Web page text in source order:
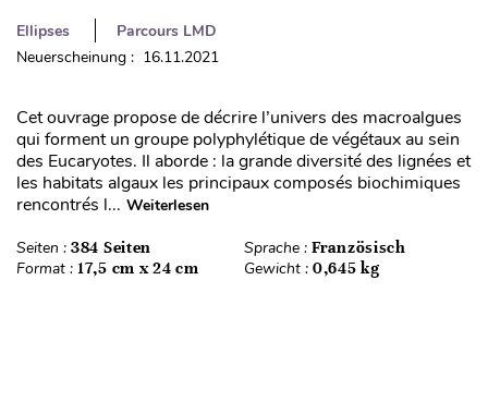
Ellipses
Parcours LMD
Neuerscheinung : 16.11.2021
Cet ouvrage propose de décrire l’univers des macroalgues
qui forment un groupe polyphylétique de végétaux au sein
des Eucaryotes. Il aborde : la grande diversité des lignées et
les habitats algaux les principaux composés biochimiques
rencontrés l... Weiterlesen
Seiten : 384 Seiten Sprache : Französisch
Format : 17,5 cm x 24 cm Gewicht : 0,645 kg